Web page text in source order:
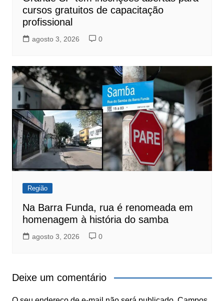
cursos gratuitos de capacitação
profissional
agosto 3, 2026 0
Região
Na Barra Funda, rua é renomeada em
homenagem à história do samba
agosto 3, 2026 0
Deixe um comentário